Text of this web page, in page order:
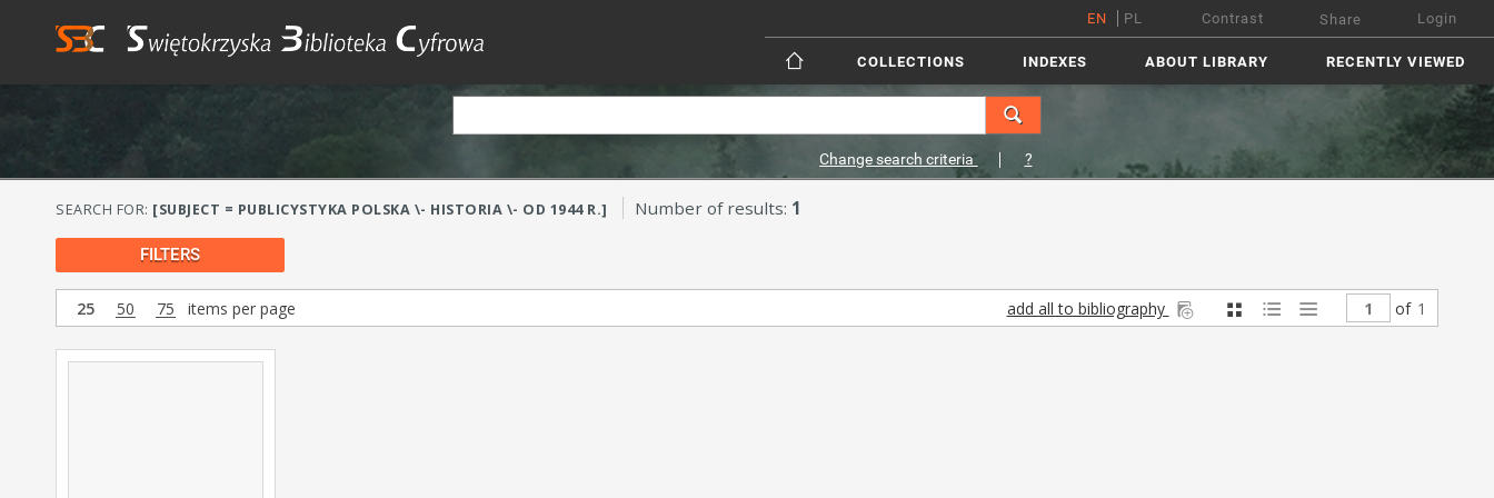
EN PL Contrast Share Login
COLLECTIONS INDEXES ABOUT LIBRARY RECENTLY VIEWED
Change search criteria ?
SEARCH FOR: [SUBJECT = PUBLICYSTYKA POLSKA \- HISTORIA \- OD 1944 R.] Number of results: 1
FILTERS
25 50 75 items per page add all to bibliography of 1